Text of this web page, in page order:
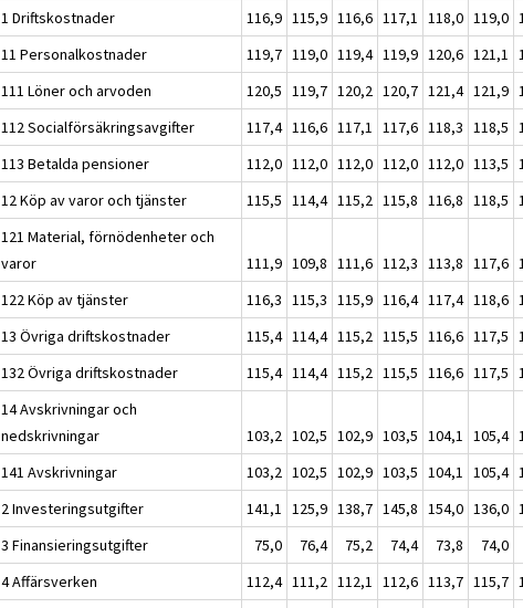
1 Driftskostnader
116,9 115,9 116,6 117,1 118,0 119,0
11 Personalkostnader
119,7 119,0 119,4 119,9 120,6 121,1
111 Löner och arvoden
120,5 119,7 120,2 120,7 121,4 121,9
112 Socialförsäkringsavgifter
117,4 116,6 117,1 117,6 118,3 118,5
113 Betalda pensioner
112,0 112,0 112,0 112,0 112,0 113,5
12 Köp av varor och tjänster
115,5 114,4 115,2 115,8 116,8 118,5
121 Material, förnödenheter och
varor
111,9 109,8 111,6 112,3 113,8 117,6
122 Köp av tjänster
116,3 115,3 115,9 116,4 117,4 118,6
13 Övriga driftskostnader
115,4 114,4 115,2 115,5 116,6 117,5
132 Övriga driftskostnader
115,4 114,4 115,2 115,5 116,6 117,5
14 Avskrivningar och
nedskrivningar
103,2 102,5 102,9 103,5 104,1 105,4
141 Avskrivningar
103,2 102,5 102,9 103,5 104,1 105,4
2 Investeringsutgifter
141,1 125,9 138,7 145,8 154,0 136,0
3 Finansieringsutgifter
75,0 76,4 75,2 74,4 73,8
74,0
4 Affärsverken
112,4 111,2 112,1 112,6 113,7 115,7